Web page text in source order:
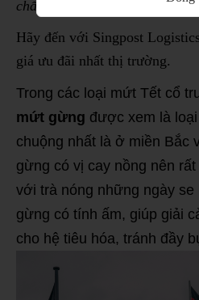
chất lượng, an toàn?
Hãy đến với Singpost
giá ưu đãi nhất thị trường.
Trong các loại mứt Tết cổ
mứt gừng được xem là loại
chuộng nhất là ở miền Bắc
gừng có vị cay nồng nên
với trà nóng những ngày
gừng có tính ấm, giúp giải
cho hệ tiêu hóa, tránh đầy